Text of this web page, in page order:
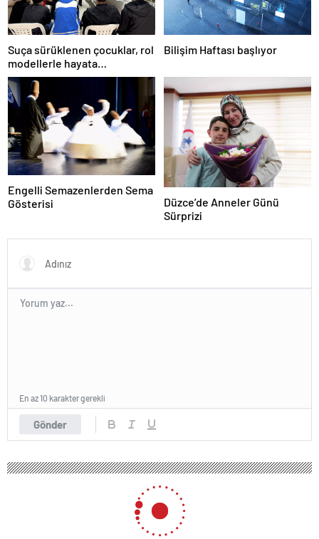
Suça sürüklenen çocuklar, rol
modellerle hayata
hazırlanıyor
Bilişim Haftası başlıyor
Engelli Semazenlerden Sema
Gösterisi
Düzce’de Anneler Günü
Sürprizi
Gönder
En az 10 karakter gerekli